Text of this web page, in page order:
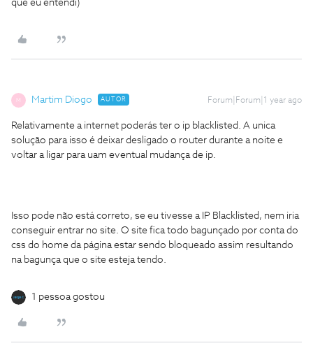
que eu entendi)
M Martim Diogo AUTOR Forum|Forum|1 year ago
Relativamente a internet poderás ter o ip blacklisted. A unica
solução para isso é deixar desligado o router durante a noite e
voltar a ligar para uam eventual mudança de ip.
Isso pode não está correto, se eu tivesse a IP Blacklisted, nem iria
conseguir entrar no site. O site fica todo bagunçado por conta do
css do home da página estar sendo bloqueado assim resultando
na bagunça que o site esteja tendo.
1 pessoa gostou